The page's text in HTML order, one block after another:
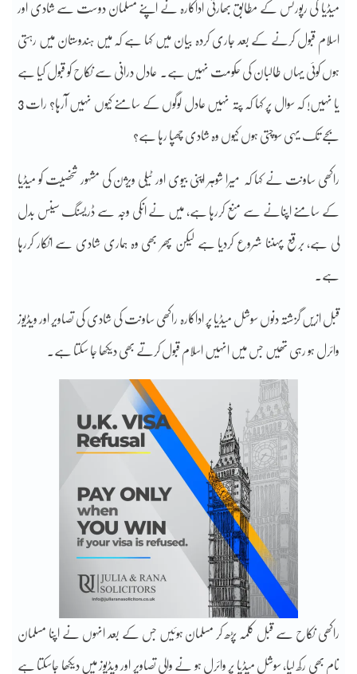
میڈیا کی رپورٹس کے مطابق بھارتی اداکارہ نے اپنے مسلمان دوست سے شادی اور
اسلام قبول کرنے کے بعد جاری کردہ بیان میں کہا ہے کہ میں ہندوستان میں رہتی
ہوں کوئی یہاں طالبان کی حکومت نہیں ہے۔ عادل درانی سے نکاح کو قبول کیا ہے
یا نہیں! کہ سوال پر کہا کہ پتہ نہیں عادل لوگوں کے سامنے کیوں نہیں آرہا؟ رات 3
بجے تک یہی سوچتی ہوں کیوں وہ شادی چھپا رہا ہے؟
راکھی ساونت نے کہا کہ میرا شوہر اپنی بیوی اور ٹیلی ویژن کی مشہور شخصیت کو میڈیا
کے سامنے اپنانے سے منع کررہا ہے، میں نے انکی وجہ سے ڈریسنگ سینس بدل
لی ہے، برقع پہننا شروع کردیا ہے لیکن پھر بھی وہ ہماری شادی سے انکار کررہا
ہے۔
قبل ازیں گزشتہ دنوں سوشل میڈیا پر اداکارہ راکھی ساونت کی شادی کی تصاویر اور ویڈیوز
وائرل ہو رہی تھیں جس میں انہیں اسلام قبول کرتے بھی دیکھا جا سکتا ہے۔
راکھی نکاح سے قبل کلمہ پڑھ کر مسلمان ہوئیں جس کے بعد انہوں نے اپنا مسلمان
نام بھی رکھ لیا، سوشل میڈیا پر وائرل ہو نے والی تصاویر اور ویڈیوز میں دیکھا جاسکتا ہے